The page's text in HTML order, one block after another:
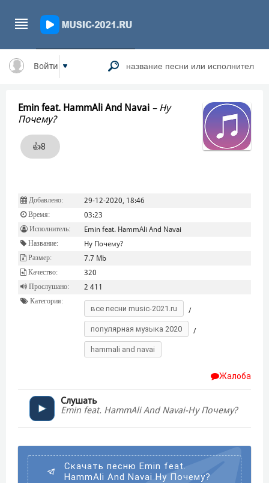
Войти
Emin feat. HammAli And Navai – Ну
Почему?
👍8
Добавлено: 29-12-2020, 18:46
Время: 03:23
Исполнитель: Emin feat. HammAli And Navai
Название: Ну Почему?
Размер: 7.7 Mb
Качество: 320
Прослушано: 2 411
Категория:
все песни music-2021.ru /
популярная музыка 2020 /
hammali and navai
Жалоба
Слушать
Emin feat. HammAli And Navai-Ну Почему?
Скачать песню Emin feat.
HammAli And Navai Ну Почему?